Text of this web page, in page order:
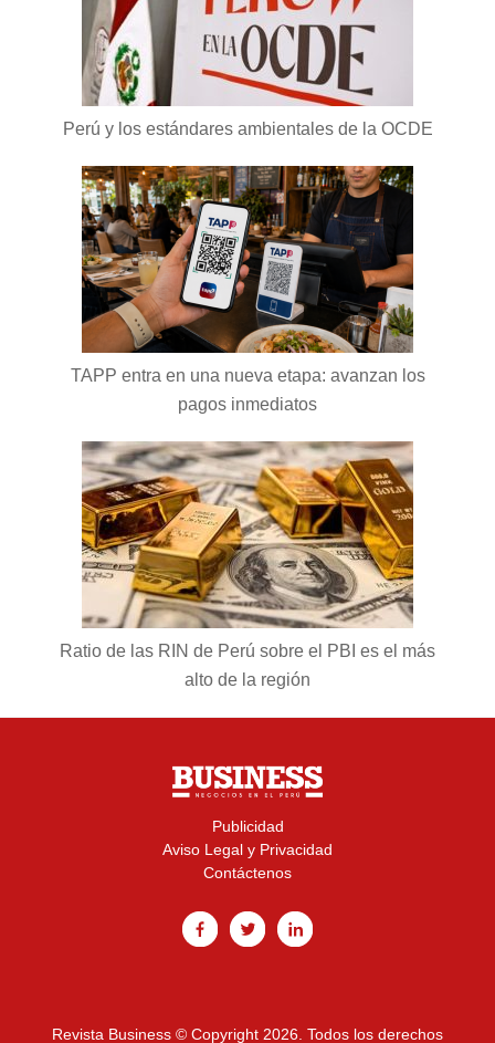
Perú y los estándares ambientales de la OCDE
TAPP entra en una nueva etapa: avanzan los
pagos inmediatos
Ratio de las RIN de Perú sobre el PBI es el más
alto de la región
Publicidad
Aviso Legal y Privacidad
Contáctenos
Revista Business © Copyright 2026. Todos los derechos